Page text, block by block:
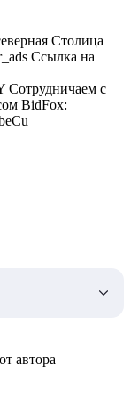
Столица
Ссылка на
Сотрудничаем с
BidFox:
автора